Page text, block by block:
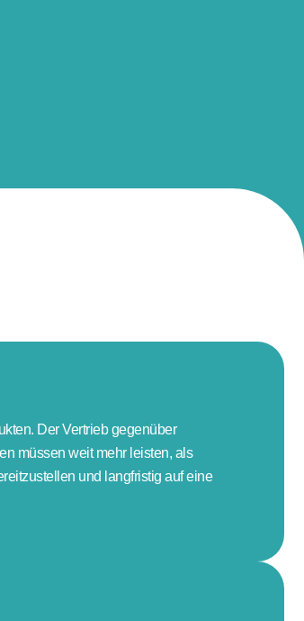
Der Vertrieb gegenüber
müssen weit mehr leisten, als
und langfristig auf eine